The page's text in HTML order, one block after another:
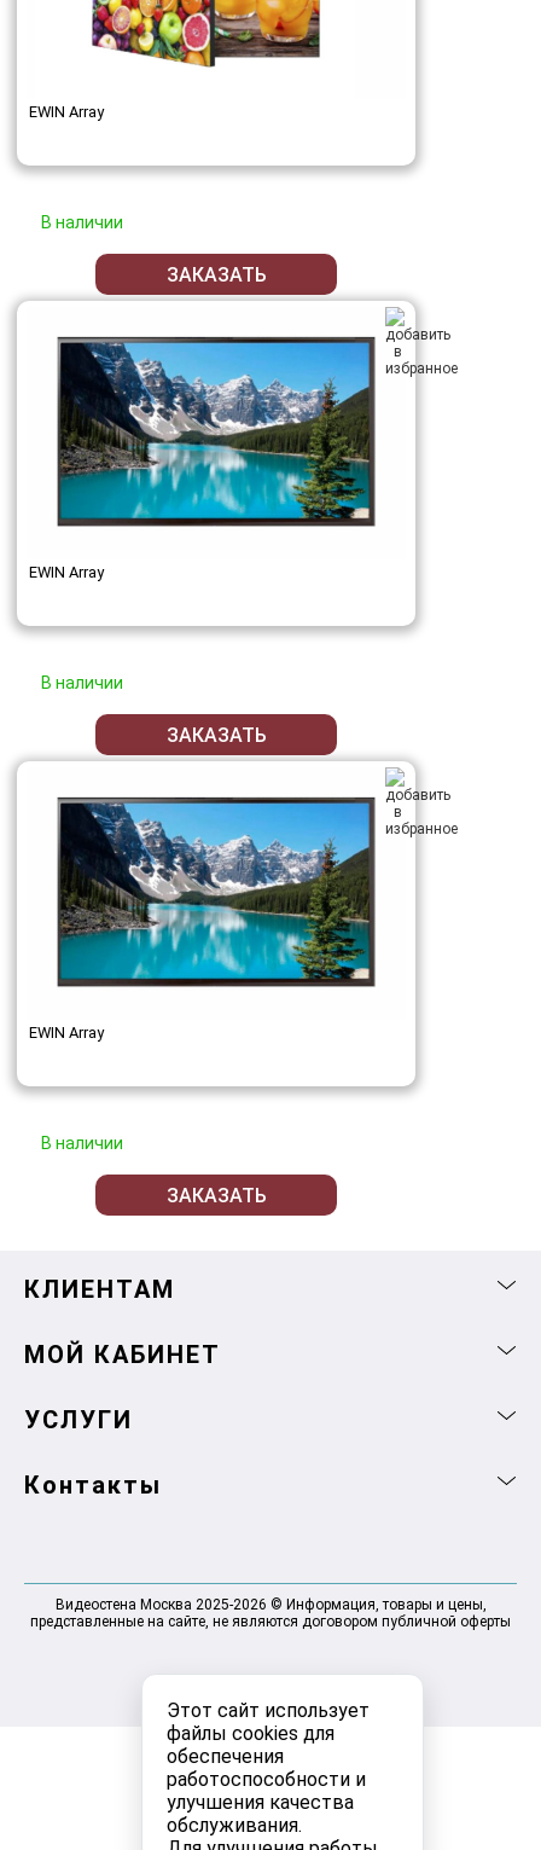
Этот сайт использует
файлы cookies для
обеспечения
работоспособности и
улучшения качества
обслуживания.
EWIN Array
В наличии
ЗАКАЗАТЬ
EWIN Array
В наличии
ЗАКАЗАТЬ
EWIN Array
В наличии
ЗАКАЗАТЬ
КЛИЕНТАМ
МОЙ КАБИНЕТ
УСЛУГИ
Контакты
Видеостена Москва 2025-2026 © Информация, товары и цены,
представленные на сайте, не являются договором публичной оферты